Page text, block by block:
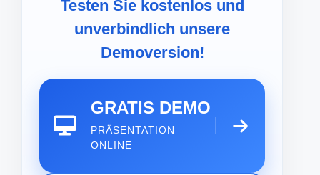
Testen Sie kostenlos und
unverbindlich unsere
Demoversion!
GRATIS DEMO
PRÄSENTATION
ONLINE